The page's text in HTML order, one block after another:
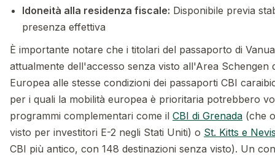
Idoneità alla residenza fiscale: Disponibile previa
presenza effettiva
È importante notare che i titolari del passaporto di
attualmente dell'accesso senza visto all'Area Schengen
Europea alle stesse condizioni dei passaporti CBI
per i quali la mobilità europea è prioritaria potrebbero
programmi complementari come il CBI di Grenada (che
visto per investitori E-2 negli Stati Uniti) o St. Kitts e
CBI più antico, con 148 destinazioni senza visto). Un